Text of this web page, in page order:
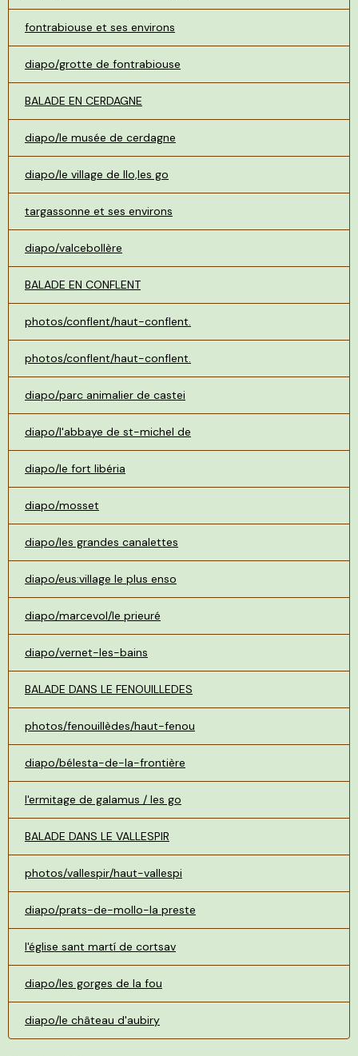
fontrabiouse et ses environs
diapo/grotte de fontrabiouse
BALADE EN CERDAGNE
diapo/le musée de cerdagne
diapo/le village de llo,les go
targassonne et ses environs
diapo/valcebollère
BALADE EN CONFLENT
photos/conflent/haut-conflent.
photos/conflent/haut-conflent.
diapo/parc animalier de castei
diapo/l'abbaye de st-michel de
diapo/le fort libéria
diapo/mosset
diapo/les grandes canalettes
diapo/eus:village le plus enso
diapo/marcevol/le prieuré
diapo/vernet-les-bains
BALADE DANS LE FENOUILLEDES
photos/fenouillèdes/haut-fenou
diapo/bélesta-de-la-frontière
l'ermitage de galamus / les go
BALADE DANS LE VALLESPIR
photos/vallespir/haut-vallespi
diapo/prats-de-mollo-la preste
l'église sant martí de cortsav
diapo/les gorges de la fou
diapo/le château d'aubiry